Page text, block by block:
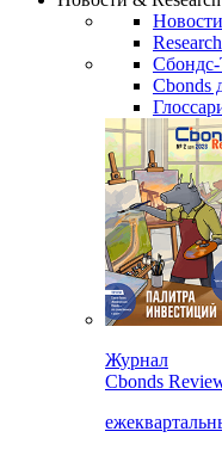
Журнал
Cbonds